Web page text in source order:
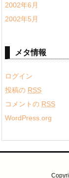
2002年6月
2002年5月
メタ情報
ログイン
投稿の RSS
コメントの RSS
WordPress.org